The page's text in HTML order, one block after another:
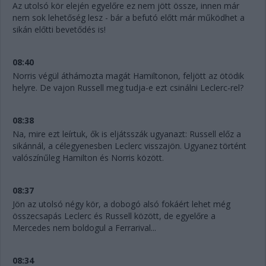
Az utolsó kör elején egyelőre ez nem jött össze, innen már
nem sok lehetőség lesz - bár a befutó előtt már működhet a
sikán előtti bevetődés is!
08:40
Norris végül áthámozta magát Hamiltonon, feljött az ötödik
helyre. De vajon Russell meg tudja-e ezt csinálni Leclerc-rel?
08:38
Na, mire ezt leírtuk, ők is eljátsszák ugyanazt: Russell előz a
sikánnál, a célegyenesben Leclerc visszajön. Ugyanez történt
valószínűleg Hamilton és Norris között.
08:37
Jön az utolsó négy kör, a dobogó alsó fokáért lehet még
összecsapás Leclerc és Russell között, de egyelőre a
Mercedes nem boldogul a Ferrarival...
08:34